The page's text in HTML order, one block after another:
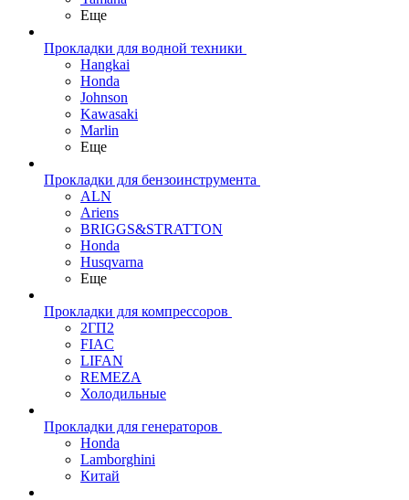
Еще
Прокладки для водной техники
Hangkai
Honda
Johnson
Kawasaki
Marlin
Еще
Прокладки для бензоинструмента
ALN
Ariens
BRIGGS&STRATTON
Honda
Husqvarna
Еще
Прокладки для компрессоров
2ГП2
FIAC
LIFAN
REMEZA
Холодильные
Прокладки для генераторов
Honda
Lamborghini
Китай